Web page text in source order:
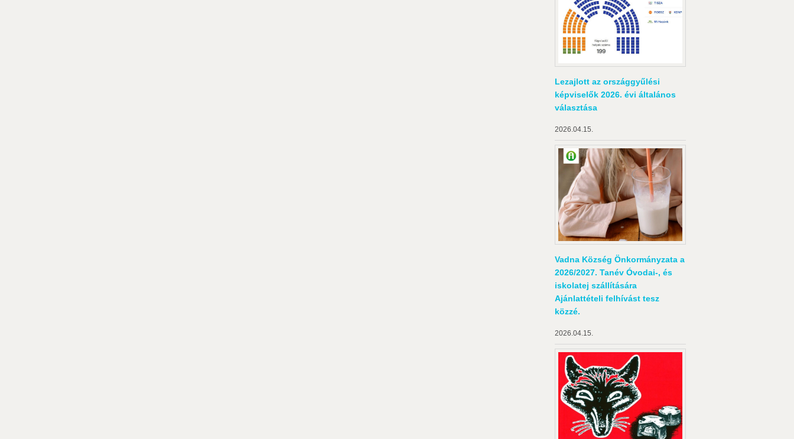
Lezajlott az országgyűlési
képviselők 2026. évi általános
választása
2026.04.15.
Vadna Község Önkormányzata a
2026/2027. Tanév Óvodai-, és
iskolatej szállítására
Ajánlattételi felhívást tesz
közzé.
2026.04.15.